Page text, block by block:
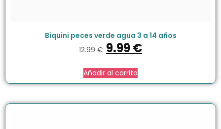
Biquini peces verde agua 3 a 14 años
12.99€ 9.99€
Añadir al carrito